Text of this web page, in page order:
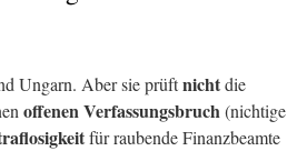
Ungarn. Aber sie prüftnichtdie
offenen Verfassungsbruch(nichtige
für raubende Finanzbeamte